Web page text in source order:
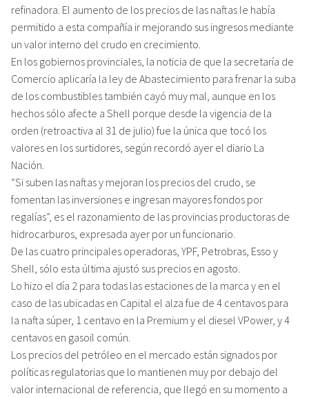
refinadora. El aumento de los precios de las naftas le había
permitido a esta compañía ir mejorando sus ingresos mediante
un valor interno del crudo en crecimiento.
En los gobiernos provinciales, la noticia de que la secretaría de
Comercio aplicaría la ley de Abastecimiento para frenar la suba
de los combustibles también cayó muy mal, aunque en los
hechos sólo afecte a Shell porque desde la vigencia de la
orden (retroactiva al 31 de julio) fue la única que tocó los
valores en los surtidores, según recordó ayer el diario La
Nación.
“Si suben las naftas y mejoran los precios del crudo, se
fomentan las inversiones e ingresan mayores fondos por
regalías”, es el razonamiento de las provincias productoras de
hidrocarburos, expresada ayer por un funcionario.
De las cuatro principales operadoras, YPF, Petrobras, Esso y
Shell, sólo esta última ajustó sus precios en agosto.
Lo hizo el día 2 para todas las estaciones de la marca y en el
caso de las ubicadas en Capital el alza fue de 4 centavos para
la nafta súper, 1 centavo en la Premium y el diesel VPower, y 4
centavos en gasoil común.
Los precios del petróleo en el mercado están signados por
políticas regulatorias que lo mantienen muy por debajo del
valor internacional de referencia, que llegó en su momento a